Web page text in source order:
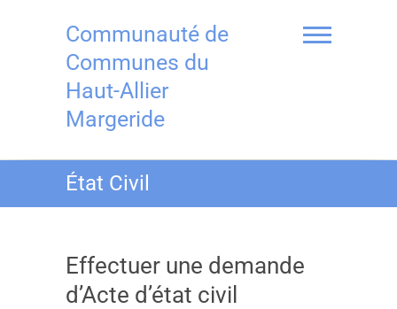
Communauté de
Communes du
Haut-Allier
Margeride
État Civil
Effectuer une demande
d’Acte d’état civil